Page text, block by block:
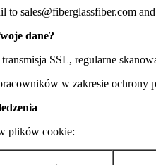
to sales@fiberglassfiber.com
dane?
SSL, regularne
w zakresie
plików cookie: